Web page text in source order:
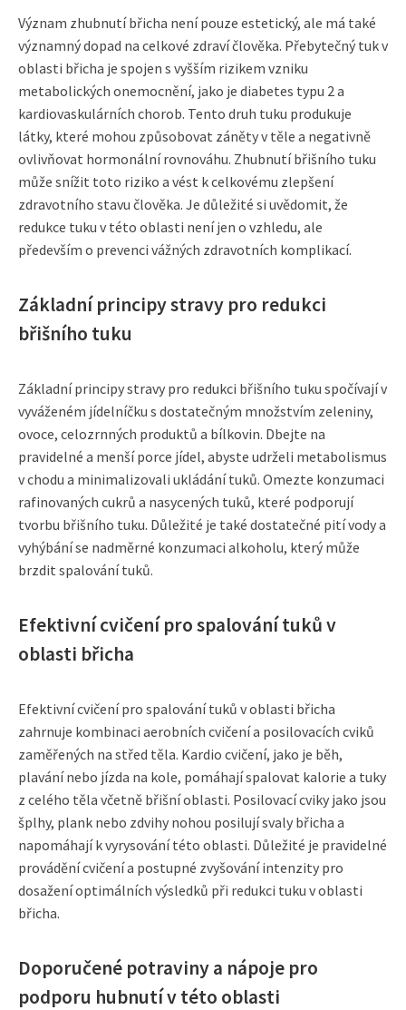
Význam zhubnutí břicha není pouze estetický, ale má také
významný dopad na celkové zdraví člověka. Přebytečný tuk v
oblasti břicha je spojen s vyšším rizikem vzniku
metabolických onemocnění, jako je diabetes typu 2 a
kardiovaskulárních chorob. Tento druh tuku produkuje
látky, které mohou způsobovat záněty v těle a negativně
ovlivňovat hormonální rovnováhu. Zhubnutí břišního tuku
může snížit toto riziko a vést k celkovému zlepšení
zdravotního stavu člověka. Je důležité si uvědomit, že
redukce tuku v této oblasti není jen o vzhledu, ale
především o prevenci vážných zdravotních komplikací.
Základní principy stravy pro redukci
břišního tuku
Základní principy stravy pro redukci břišního tuku spočívají v
vyváženém jídelníčku s dostatečným množstvím zeleniny,
ovoce, celozrnných produktů a bílkovin. Dbejte na
pravidelné a menší porce jídel, abyste udrželi metabolismus
v chodu a minimalizovali ukládání tuků. Omezte konzumaci
rafinovaných cukrů a nasycených tuků, které podporují
tvorbu břišního tuku. Důležité je také dostatečné pití vody a
vyhýbání se nadměrné konzumaci alkoholu, který může
brzdit spalování tuků.
Efektivní cvičení pro spalování tuků v
oblasti břicha
Efektivní cvičení pro spalování tuků v oblasti břicha
zahrnuje kombinaci aerobních cvičení a posilovacích cviků
zaměřených na střed těla. Kardio cvičení, jako je běh,
plavání nebo jízda na kole, pomáhají spalovat kalorie a tuky
z celého těla včetně břišní oblasti. Posilovací cviky jako jsou
šplhy, plank nebo zdvihy nohou posilují svaly břicha a
napomáhají k vyrysování této oblasti. Důležité je pravidelné
provádění cvičení a postupné zvyšování intenzity pro
dosažení optimálních výsledků při redukci tuku v oblasti
břicha.
Doporučené potraviny a nápoje pro
podporu hubnutí v této oblasti